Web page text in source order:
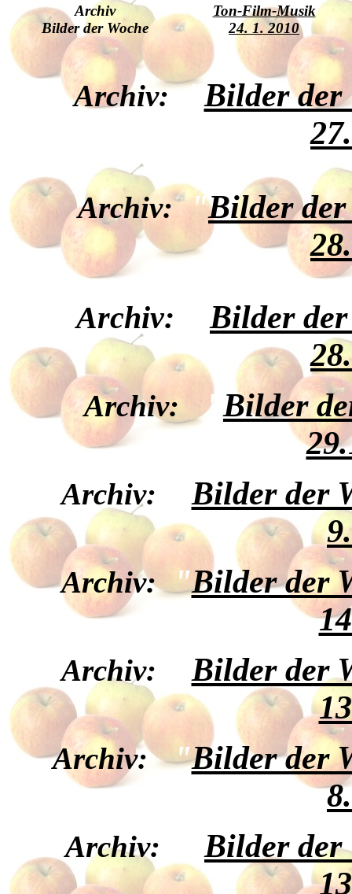
Archiv
Bilder der Woche
Ton-Film-Musik
24. 1. 2010
Archiv: "Bilder der
Archiv: "Bilder der
Archiv:
Bilder der
Archiv: " Bilder
Archiv:
Bilder der
Archiv: "Bilder der
Archiv:
Bilder der
Archiv:"Bilder der
Archiv:
Bilder der